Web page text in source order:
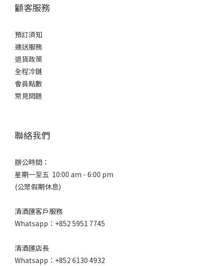
顧客服務
預訂須知
運送服務
退貨政策
全程冷鏈
會員點數
常見問題
聯絡我們
辦公時間：
星期一至五 10:00 am - 6:00 pm
(公眾假期休息)
清酒匯客戶服務
Whatsapp：+852 5951 7745
清酒匯店長
Whatsapp：+852 6130 4932